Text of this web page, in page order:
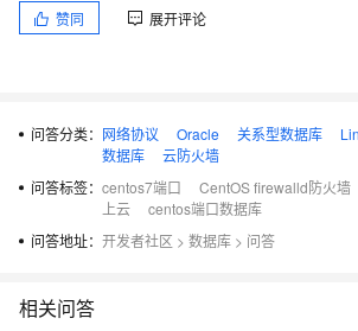
查看所有打开的端口： firewall-cmd --
属区域： firewall-cmd --get-zone-of-
拒绝所有包：firewall-cmd --panic-on取消拒
cmd --panic-off查看是否拒绝： firewall-
port=1521/tcp --permanent oracle数据库监
赞同 展开评论
问答分类： 网络协议 Oracle 关系型数据库
数据库
云防火墙
问答标签： centos7端口 CentOS firewalld防火墙
上云
centos端口数据库
问答地址： 开发者社区 > 数据库 > 问答
相关问答